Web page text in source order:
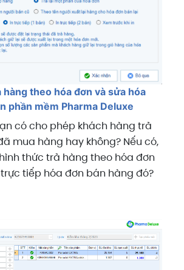
theo hóa đơn và sửa hóa
phần mềm Pharma Deluxe
có cho phép khách hàng trả
mua hàng hay không? Nếu có,
thức trả hàng theo hóa đơn
tiếp hóa đơn bán hàng đó?